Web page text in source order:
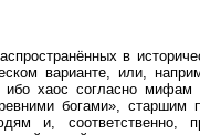
в
варианте, или,
хаос согласно мифам
богами», старшим
и, соответственно,